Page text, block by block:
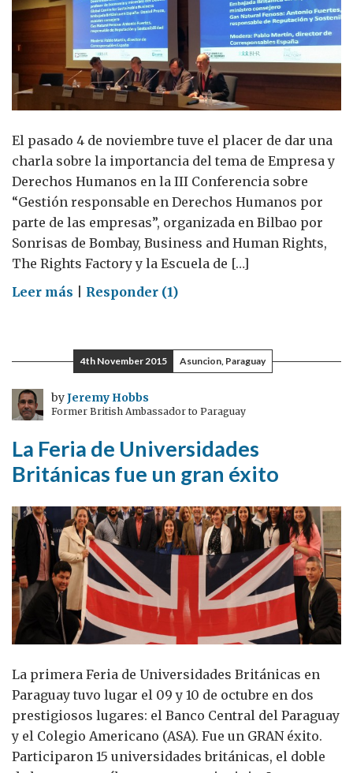
El pasado 4 de noviembre tuve el placer de dar una
charla sobre la importancia del tema de Empresa y
Derechos Humanos en la III Conferencia sobre
“Gestión responsable en Derechos Humanos por
parte de las empresas”, organizada en Bilbao por
Sonrisas de Bombay, Business and Human Rights,
The Rights Factory y la Escuela de […]
Leer más on
responsable
en
derechos
humanos
parte
de
empresas
Responder (1)
4th November 2015 Asuncion, Paraguay
byJeremy Hobbs
Former British Ambassador to Paraguay
La Feria de Universidades
Británicas fue un gran éxito
La primera Feria de Universidades Británicas en
Paraguay tuvo lugar el 09 y 10 de octubre en dos
prestigiosos lugares: el Banco Central del Paraguay
y el Colegio Americano (ASA). Fue un GRAN éxito.
Participaron 15 universidades británicas, el doble